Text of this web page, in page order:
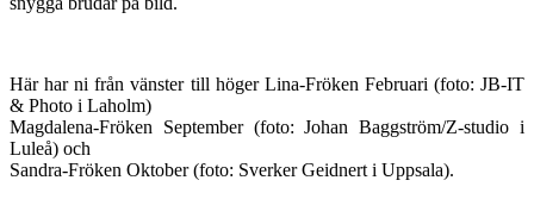
Här har ni från vänster till höger Lina-Fröken Februari (foto: JB-IT
& Photo i Laholm)
Magdalena-Fröken September (foto: Johan Baggström/Z-studio i
Luleå) och
Sandra-Fröken Oktober (foto: Sverker Geidnert i Uppsala).